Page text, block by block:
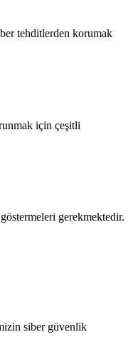
tehditlerden korumak
için çeşitli
gerekmektedir.
siber güvenlik